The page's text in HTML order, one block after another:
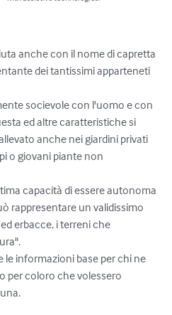
anche con il nome di capretta
dei tantissimi apparteneti
socievole con l'uomo e con
ed altre caratteristiche si
anche nei giardini privati
o giovani piante non
capacità di essere autonoma
rappresentare un validissimo
erbacce, i terreni che
informazioni base per chi ne
per coloro che volessero